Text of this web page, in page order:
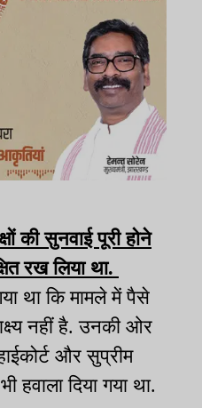
की सुनवाई पूरी होने
रख लिया था.
था कि मामले में पैसे
नहीं है. उनकी ओर
और सुप्रीम
हवाला दिया गया था.